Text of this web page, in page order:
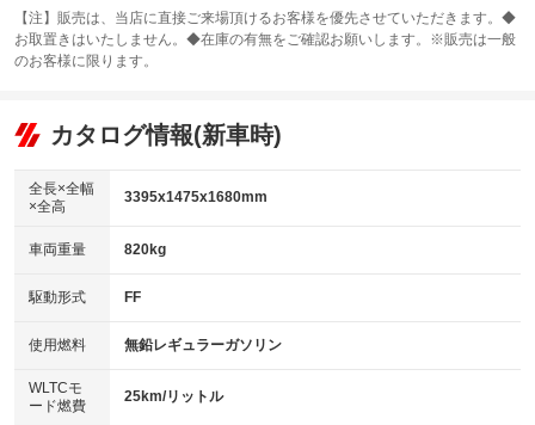
：装備なし
サンルーフ
：装備なし ABS
リフトアップ
：装備なし
：装備なし
パワーウィンドウ
アイドリングストップ
：装備なし
USB入力端子
：装備なし
100V電源
：装備なし
センターデフロック
：装備なし
カーナビ：SDナビ
：装備あり
TV：ワンセグ
：装備あり
ビジュアル：-／DVD再生
：装備あり
：装備あり
革シート
キーレス
HID(キセノンライト)
：装備なし
バックカメラ
：装備あり
エアロ
：装備なし
【注】販売は、当店に直接ご来場頂けるお客様を優先させていただきます。◆
お取置きはいたしません。◆在庫の有無をご確認お願いします。※販売は一般
のお客様に限ります。
カタログ情報(新車時)
全長×全幅
×全高
3395x1475x1680mm
車両重量 820kg
駆動形式 FF
使用燃料 無鉛レギュラーガソリン
WLTCモ
ード燃費
25km/リットル